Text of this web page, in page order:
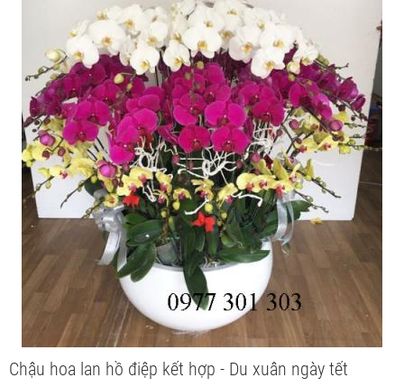
Chậu hoa lan hồ điệp kết hợp - Du xuân ngày tết